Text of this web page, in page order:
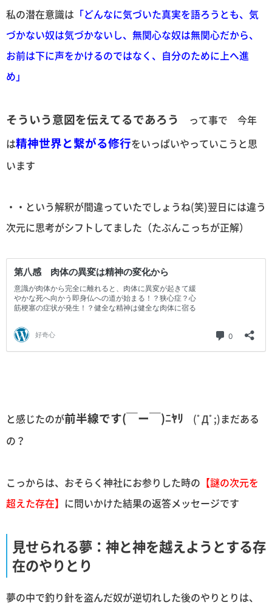
私の潜在意識は 「どんなに気づいた真実を語ろうとも、気
づかない奴は気づかないし、無関心な奴は無関心だから、
お前は下に声をかけるのではなく、自分のために上へ進
め」
そういう意図を伝えてるであろう
って事で 今年
は精神世界と繋がる修行をいっぱいやっていこうと思
います
・・という解釈が間違っていたでしょうね(笑)翌日には違う
次元に思考がシフトしてました（たぶんこっちが正解）
と感じたのが前半線です(￣ー￣)ﾆﾔﾘ (ﾟДﾟ;)まだある
の？
こっからは、おそらく神社にお参りした時の 【謎の次元を
超えた存在】 に問いかけた結果の返答メッセージです
見せられる夢：神と神を越えようとする存
在のやりとり
夢の中で釣り針を盗んだ奴が逆切れした後のやりとりは、